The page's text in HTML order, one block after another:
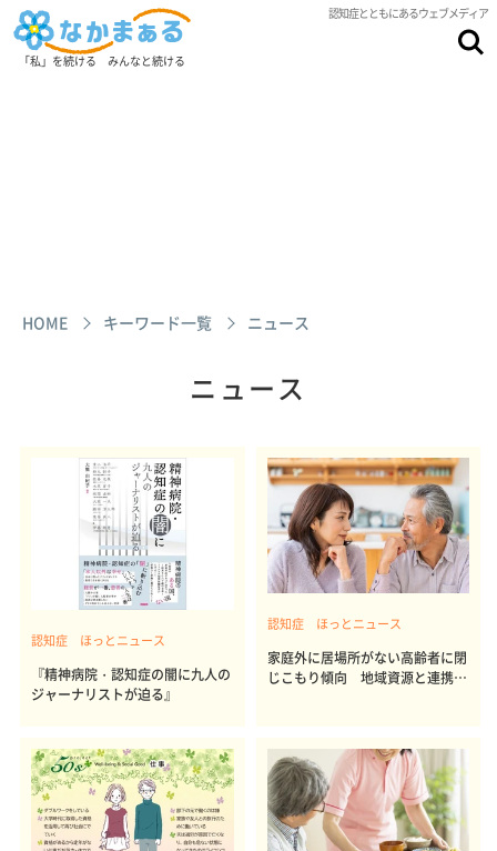
認知症とともにあるウェブメディア
「私」を続ける みんなと続ける
HOME キーワード一覧 ニュース
ニュース
認知症 ほっとニュース
『精神病院・認知症の闇に九人の
ジャーナリストが迫る』
認知症 ほっとニュース
家庭外に居場所がない高齢者に閉
じこもり傾向 地域資源と連携し